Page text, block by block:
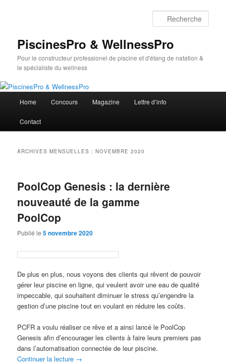
PiscinesPro & WellnessPro
Pour le constructeur professionel de piscine et d'étang de natation &
le spécialiste du wellness
principal
Home Concours Magazine Lettre d’info
Contact
ARCHIVES MENSUELLES :NOVEMBRE 2020
PoolCop Genesis : la dernière
nouveauté de la gamme
PoolCop
Publié le5 novembre 2020
De plus en plus, nous voyons des clients qui rêvent de pouvoir
gérer leur piscine en ligne, qui veulent avoir une eau de qualité
impeccable, qui souhaitent diminuer le stress qu’engendre la
gestion d’une piscine tout en voulant en réduire les coûts.
PCFR a voulu réaliser ce rêve et a ainsi lancé le PoolCop
Genesis afin d’encourager les clients à faire leurs premiers pas
dans l’automatisation connectée de leur piscine.
Continuer la lecture →